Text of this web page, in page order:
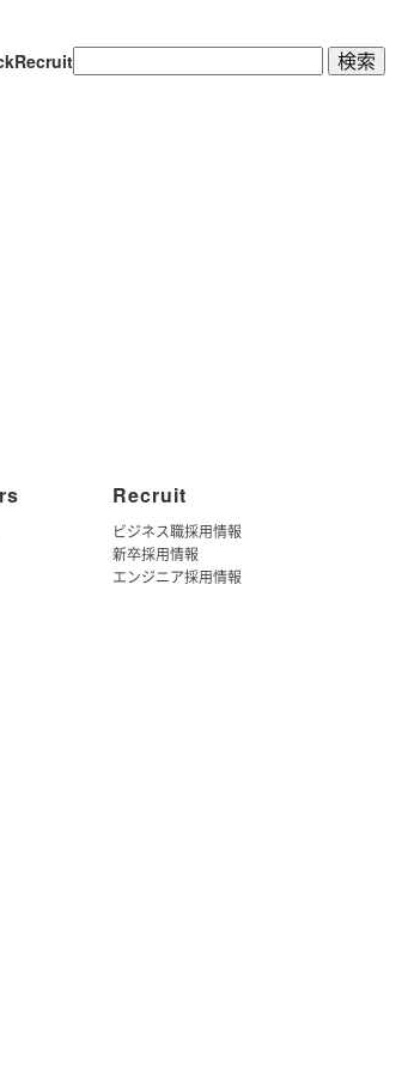
Recruit検
索:
Recruit
ビジネス職採用情報
新卒採用情報
エンジニア採用情報